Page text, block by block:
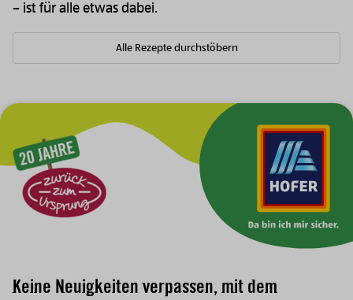
– ist für alle etwas dabei.
Alle Rezepte durchstöbern
Zur Hauptnavigation
Keine Neuigkeiten verpassen, mit dem